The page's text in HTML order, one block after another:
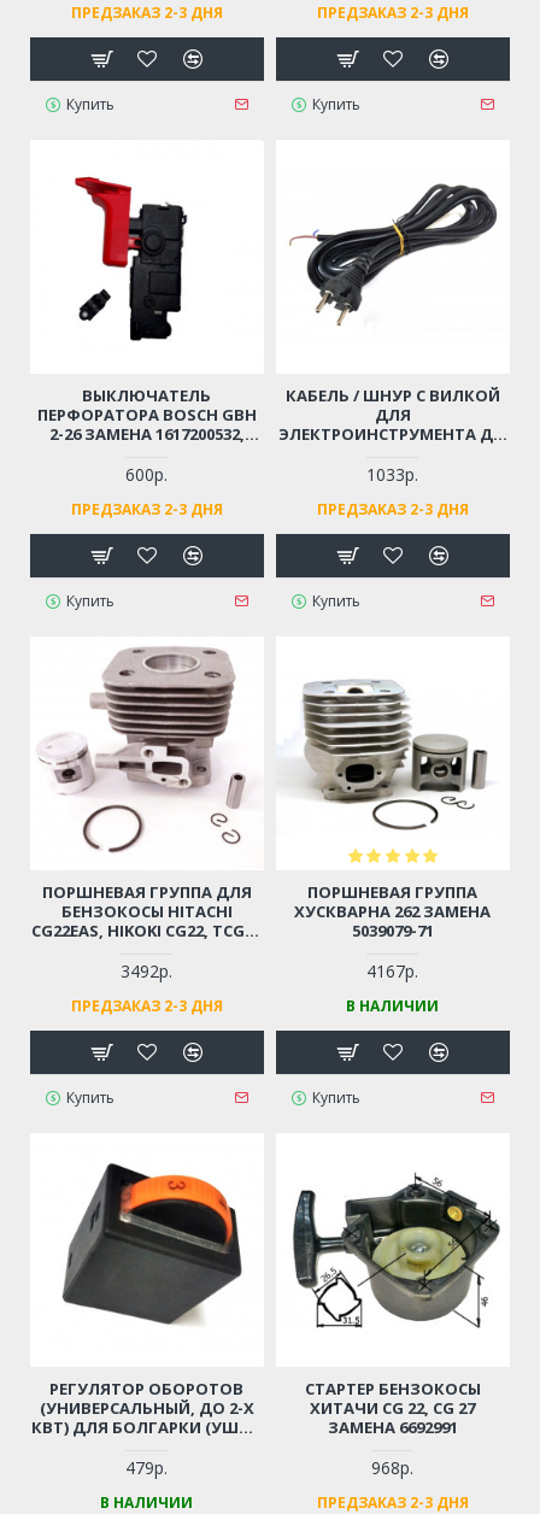
ПРЕДЗАКАЗ 2-3 ДНЯ
Купить
ПРЕДЗАКАЗ 2-3 ДНЯ
Купить
ВЫКЛЮЧАТЕЛЬ
ПЕРФОРАТОРА BOSCH GBH
2-26 ЗАМЕНА 1617200532,
600р.
ПРЕДЗАКАЗ 2-3 ДНЯ
Купить
КАБЕЛЬ / ШНУР С ВИЛКОЙ
ДЛЯ
ЭЛЕКТРОИНСТРУМЕНТА ДО
МОРОЗОСТОЙКИЙ,
МЯГКИЙ, ИЗНОСОСТОЙКАЯ
РЕЗИНА
1033р.
ПРЕДЗАКАЗ 2-3 ДНЯ
Купить
ПОРШНЕВАЯ ГРУППА ДЛЯ
БЕНЗОКОСЫ HITACHI
CG22EAS, HIKOKI CG22, TCG22
3492р.
ПРЕДЗАКАЗ 2-3 ДНЯ
Купить
ПОРШНЕВАЯ ГРУППА
ХУСКВАРНА 262 ЗАМЕНА
5039079-71
4167р.
В НАЛИЧИИ
Купить
РЕГУЛЯТОР ОБОРОТОВ
(УНИВЕРСАЛЬНЫЙ, ДО 2-Х
КВТ) ДЛЯ БОЛГАРКИ (УШМ),
ПЕРФОРАТОРА, ДРЕЛИ И ПР.
479р.
В НАЛИЧИИ
СТАРТЕР БЕНЗОКОСЫ
ХИТАЧИ CG 22, CG 27
ЗАМЕНА 6692991
968р.
ПРЕДЗАКАЗ 2-3 ДНЯ